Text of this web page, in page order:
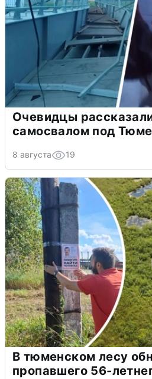
Очевидцы
самосвалом под
8 августа 19
В тюменском лесу
пропавшего 56-